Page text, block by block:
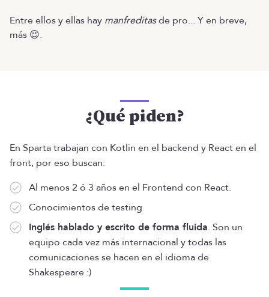
Entre ellos y ellas hay manfreditasde pro... Y en breve,
más 😉.
¿Qué piden?
En Sparta trabajan con Kotlin en el backend y React en el
front, por eso buscan:
Al menos 2 ó 3 años en el Frontend con React.
Conocimientos de testing
Inglés hablado y escrito de forma fluida. Son un
equipo cada vez más internacional y todas las
comunicaciones se hacen en el idioma de
Shakespeare :)